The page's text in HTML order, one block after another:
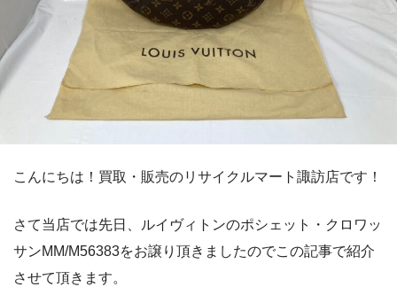
こんにちは！買取・販売のリサイクルマート諏訪店です！
さて当店では先日、ルイヴィトンのポシェット・クロワッ
サンMM/M56383をお譲り頂きましたのでこの記事で紹介
させて頂きます。